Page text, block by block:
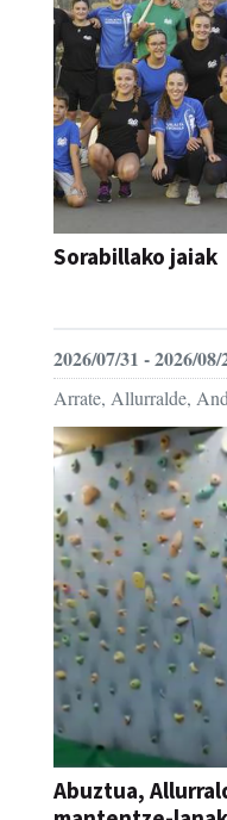
Sorabillako jaiak
2026/07/31 - 2026/08/
Arrate, Allurralde,
Abuztua,